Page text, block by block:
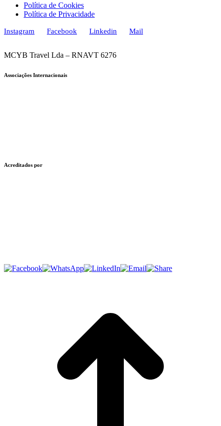
Política de Cookies
Política de Privacidade
Instagram Facebook Linkedin Mail
MCYB Travel Lda – RNAVT 6276
Associações Internacionais
Acreditados por